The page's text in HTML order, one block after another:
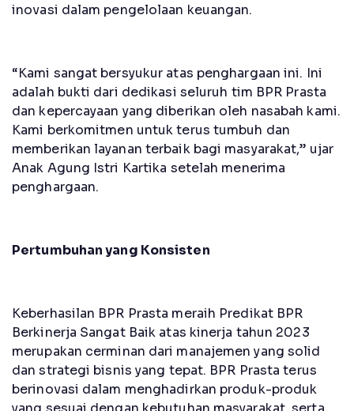
inovasi dalam pengelolaan keuangan.
“Kami sangat bersyukur atas penghargaan ini. Ini
adalah bukti dari dedikasi seluruh tim BPR Prasta
dan kepercayaan yang diberikan oleh nasabah kami.
Kami berkomitmen untuk terus tumbuh dan
memberikan layanan terbaik bagi masyarakat,” ujar
Anak Agung Istri Kartika setelah menerima
penghargaan.
Pertumbuhan yang Konsisten
Keberhasilan BPR Prasta meraih Predikat BPR
Berkinerja Sangat Baik atas kinerja tahun 2023
merupakan cerminan dari manajemen yang solid
dan strategi bisnis yang tepat. BPR Prasta terus
berinovasi dalam menghadirkan produk-produk